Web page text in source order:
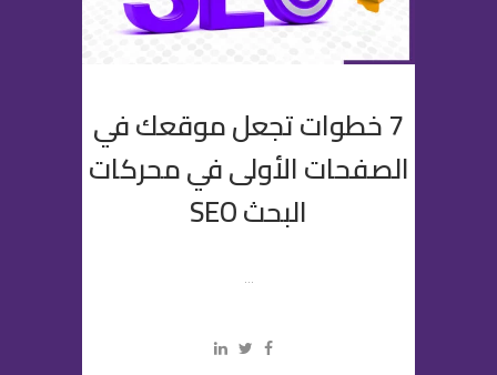
7 خطوات تجعل موقعك في
الصفحات الأولى في محركات
البحث SEO
...